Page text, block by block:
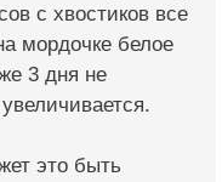
с хвостиков все
мордочке белое
3 дня не
это быть